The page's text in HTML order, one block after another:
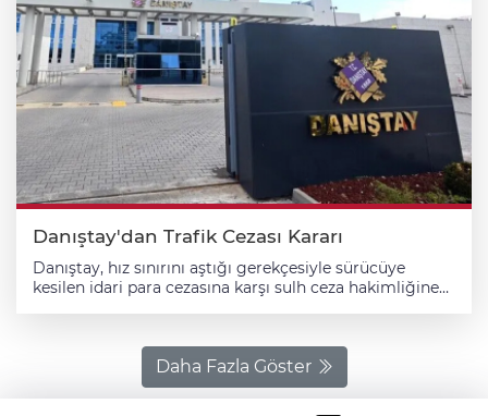
Danıştay'dan Trafik Cezası Kararı
Danıştay, hız sınırını aştığı gerekçesiyle sürücüye
kesilen idari para cezasına karşı sulh ceza hakimliğine
yayımlanan kararına göre, İzmir'de aracıyla hız sınırını
aştığı gerekçesiyle Ahmet Dokucu adına Karayolları
Trafik Kanunu uyarınca 1506 lira idari para cezası
Daha Fazla Göster